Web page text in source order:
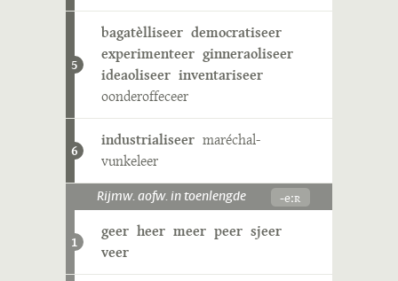
5
bagatèlliseer democratiseer
experimenteer ginneraoliseer
ideaoliseer inventariseer
oonderoffeceer
6
industrialiseer maréchal-
vunkeleer
Rijmw. aofw. in toenlengde -eːʀ
1
geer heer meer peer sjeer
veer